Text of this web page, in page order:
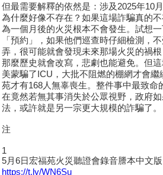
但最需要解釋的依然是：涉及2025年10
為什麼好像不存在？如果這場詐騙真的
為一個月後的火災根本不會發生。試想
「預約」，如果他們巡查時仔細檢測，
弄，很可能就會發現未來那場火災的禍
那麼歷史就會改寫，悲劇也能避免。但
美蒙騙了ICU，大批不阻燃的棚網才會
苑才有168人無辜喪生。整件事中最致命
在竟然若無其事消失於公眾視野，政府
法，或許就是另一宗更大規模的詐騙了。
注
1
5月6日宏福苑火災聽證會錄音謄本中文版
https://t.ly/WN6Su